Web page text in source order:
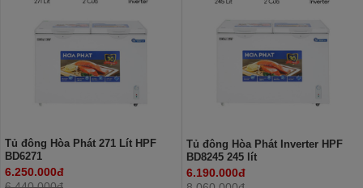
Tủ đông Hòa Phát 271 Lít HPF
BD6271
6.250.000đ
Tủ đông Hòa Phát Inverter HPF
BD8245 245 lít
6.190.000đ